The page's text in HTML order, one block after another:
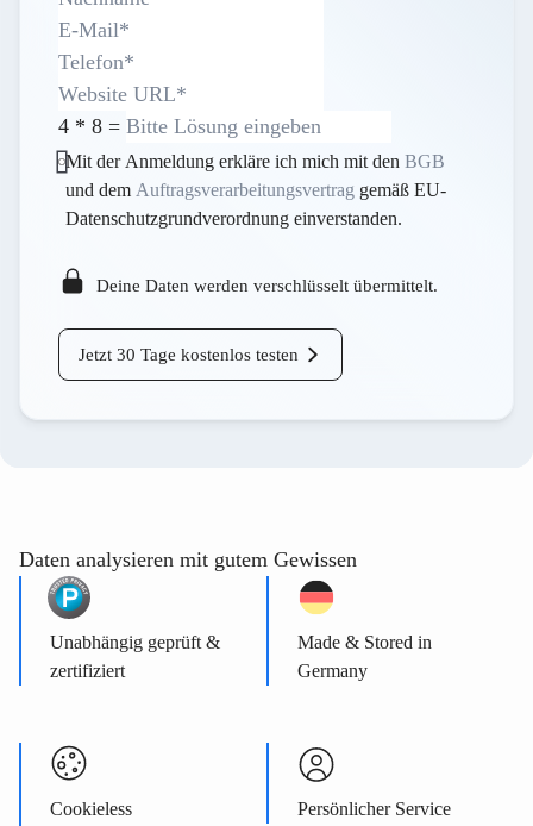
4 * 8 =
Mit der Anmeldung erkläre ich mich mit den BGB
und dem Auftragsverarbeitungsvertrag gemäß EU-
Datenschutzgrundverordnung einverstanden.
Deine Daten werden verschlüsselt übermittelt.
Jetzt 30 Tage kostenlos testen
Daten analysieren mit gutem Gewissen
Unabhängig geprüft &
zertifiziert
Made & Stored in
Germany
Cookieless
Persönlicher Service